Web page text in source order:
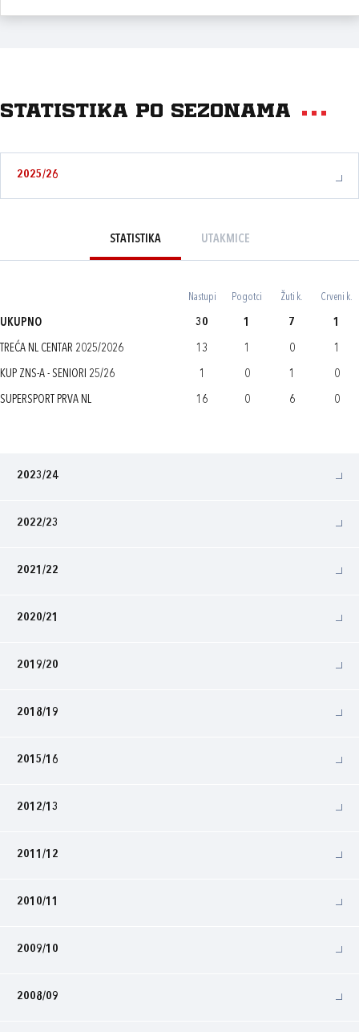
Statistika po sezonama
2025/26
STATISTIKA UTAKMICE
Nastupi Pogotci Žuti k. Crveni k.
UKUPNO 30 1 7 1
TREĆA NL CENTAR 2025/2026 13 1 0 1
KUP ZNS-A - SENIORI 25/26 1 0 1 0
SUPERSPORT PRVA NL 16 0 6 0
2023/24
2022/23
2021/22
2020/21
2019/20
2018/19
2015/16
2012/13
2011/12
2010/11
2009/10
2008/09